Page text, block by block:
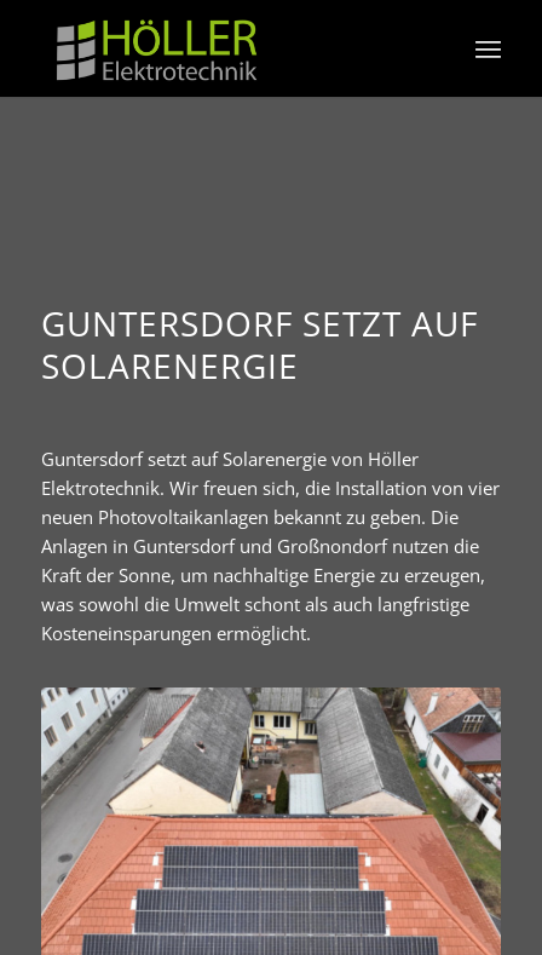
GUNTERSDORF SETZT AUF
SOLARENERGIE
Guntersdorf setzt auf Solarenergie von Höller
Elektrotechnik. Wir freuen sich, die Installation von vier
neuen Photovoltaikanlagen bekannt zu geben. Die
Anlagen in Guntersdorf und Großnondorf nutzen die
Kraft der Sonne, um nachhaltige Energie zu erzeugen,
was sowohl die Umwelt schont als auch langfristige
Kosteneinsparungen ermöglicht.